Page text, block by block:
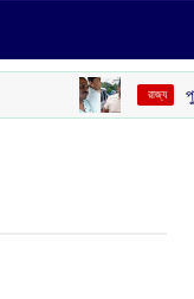
পুলিশের নাম